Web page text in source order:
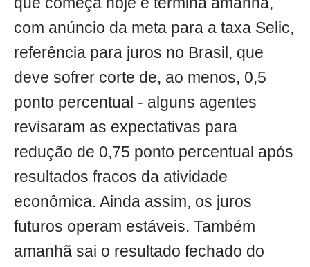
com anúncio da meta para a taxa Selic,
referência para juros no Brasil, que
deve sofrer corte de, ao menos, 0,5
ponto percentual - alguns agentes
revisaram as expectativas para
redução de 0,75 ponto percentual após
resultados fracos da atividade
econômica. Ainda assim, os juros
futuros operam estáveis. Também
amanhã sai o resultado fechado do